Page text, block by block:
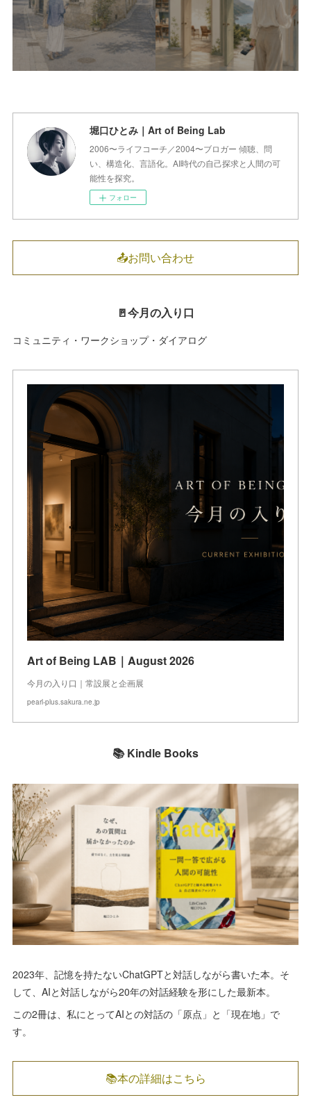
堀口ひとみ｜Art of Being Lab
2006〜ライフコーチ／2004〜ブロガー 傾聴、問
い、構造化、言語化。AI時代の自己探求と人間の可
能性を探究。
フォロー
📤お問い合わせ
🚪今月の入り口
コミュニティ・ワークショップ・ダイアログ
Art of Being LAB｜August 2026
今月の入り口｜常設展と企画展
pearl-plus.sakura.ne.jp
📚 Kindle Books
2023年、記憶を持たないChatGPTと対話しながら書いた本。そ
して、AIと対話しながら20年の対話経験を形にした最新本。
この2冊は、私にとってAIとの対話の「原点」と「現在地」で
す。
📚本の詳細はこちら